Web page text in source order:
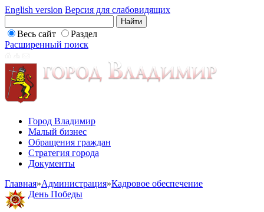
English version Версия для слабовидящих
Весь сайт
Раздел
Расширенный поиск
Город Владимир
Малый бизнес
Обращения граждан
Стратегия города
Документы
Главная»Администрация»Кадровое обеспечение
День Победы